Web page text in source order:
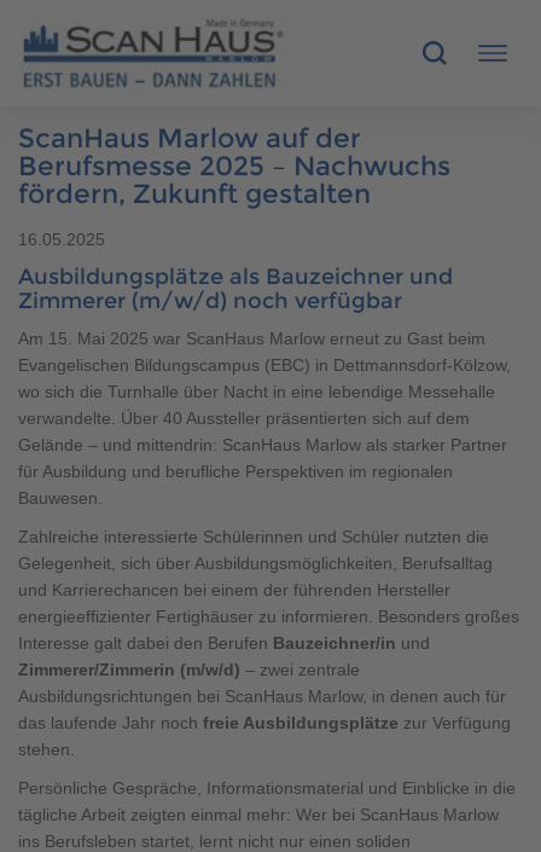
HÄUSER
SCANHAUS-VORTEILE
RUND UMS BAUEN
ÜBER UNS
KONTAKT
Brauchen Sie Hilfe?
038221 4000
MUSTERHAUS FINDEN
ScanHaus Marlow auf der
Berufsmesse 2025 – Nachwuchs
fördern, Zukunft gestalten
16.05.2025
Ausbildungsplätze als Bauzeichner und
Zimmerer (m/w/d) noch verfügbar
Am 15. Mai 2025 war ScanHaus Marlow erneut zu Gast beim
Evangelischen Bildungscampus (EBC) in Dettmannsdorf-Kölzow,
wo sich die Turnhalle über Nacht in eine lebendige Messehalle
verwandelte. Über 40 Aussteller präsentierten sich auf dem
Gelände – und mittendrin: ScanHaus Marlow als starker Partner
für Ausbildung und berufliche Perspektiven im regionalen
Bauwesen.
Zahlreiche interessierte Schülerinnen und Schüler nutzten die
Gelegenheit, sich über Ausbildungsmöglichkeiten, Berufsalltag
und Karrierechancen bei einem der führenden Hersteller
energieeffizienter Fertighäuser zu informieren. Besonders großes
Interesse galt dabei den Berufen Bauzeichner/in und
Zimmerer/Zimmerin (m/w/d) – zwei zentrale
Ausbildungsrichtungen bei ScanHaus Marlow, in denen auch für
das laufende Jahr noch freie Ausbildungsplätze zur Verfügung
stehen.
Persönliche Gespräche, Informationsmaterial und Einblicke in die
tägliche Arbeit zeigten einmal mehr: Wer bei ScanHaus Marlow
ins Berufsleben startet, lernt nicht nur einen soliden